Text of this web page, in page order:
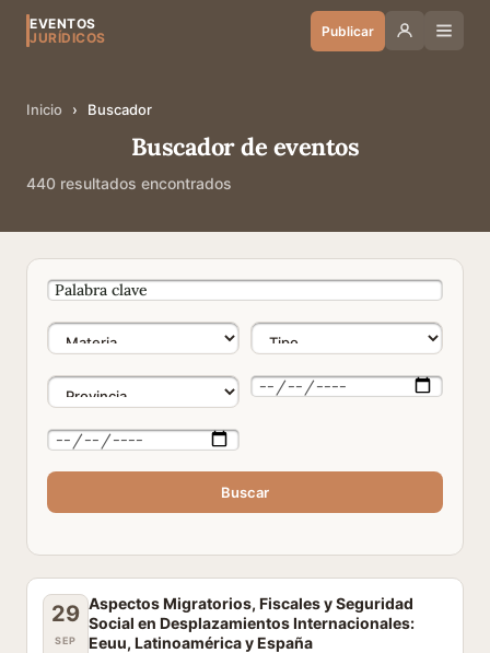
EVENTOS
JURÍDICOS
Publicar
Inicio › Buscador
Buscador de eventos
440 resultados encontrados
Buscar
29
SEP
Aspectos Migratorios, Fiscales y Seguridad
Social en Desplazamientos Internacionales:
Eeuu, Latinoamérica y España